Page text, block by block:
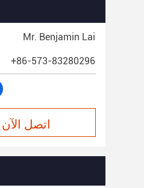
Mr. Benjamin Lai
+86-573-83280296
اتصل الآن